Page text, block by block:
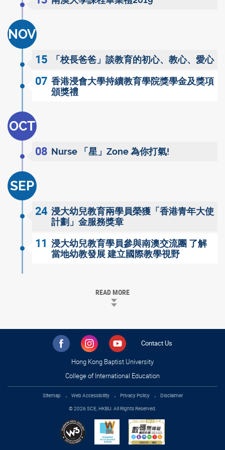
NOV
15 「校長爸爸」談教育的初心、教心、愛心
07 香港浸會大學持續教育學院獎學金及獎項
頒獎禮
OCT
08 Nurse 「星」Zone 為你打氣!
SEP
24 浸大幼兒教育兩學員榮獲「香港青年大使
計劃」金服務獎章
11 浸大幼兒教育學員參與南澳交流團 了解
當地幼教發展 建立國際教學視野
READ MORE
Contact Us
Hong Kong Baptist University
College of International Education
Sitemap Web Accessibility Privacy Policy
Disclaimer
© 2026 SCE, HKBU. All Rights Reserved.